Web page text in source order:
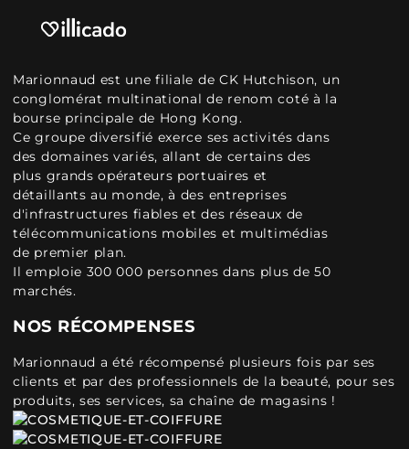
Marionnaud est une filiale de CK Hutchison, un
conglomérat multinational de renom coté à la
bourse principale de Hong Kong.
Ce groupe diversifié exerce ses activités dans
des domaines variés, allant de certains des
plus grands opérateurs portuaires et
détaillants au monde, à des entreprises
d'infrastructures fiables et des réseaux de
télécommunications mobiles et multimédias
de premier plan.
Il emploie 300 000 personnes dans plus de 50
marchés.
NOS RÉCOMPENSES
Marionnaud a été récompensé plusieurs fois par ses
clients et par des professionnels de la beauté, pour ses
produits, ses services, sa chaîne de magasins !